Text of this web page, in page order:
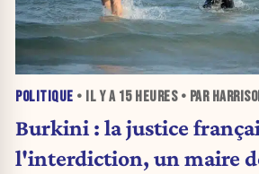
POLITIQUE • IL Y A 15 HEURES• PAR
Burkini : la justice
l'interdiction, un maire